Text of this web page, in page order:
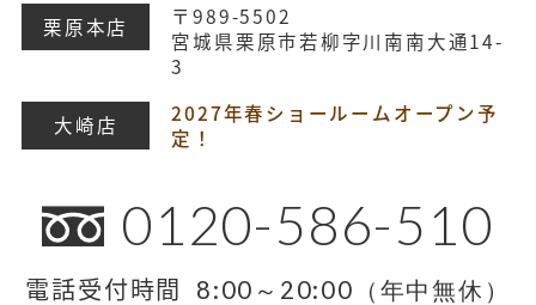
栗原本店
〒989-5502
宮城県栗原市若柳字川南南大通14-
3
大崎店
2027年春ショールームオープン予
定！
0120-586-510
電話受付時間 8:00～20:00（年中無休）